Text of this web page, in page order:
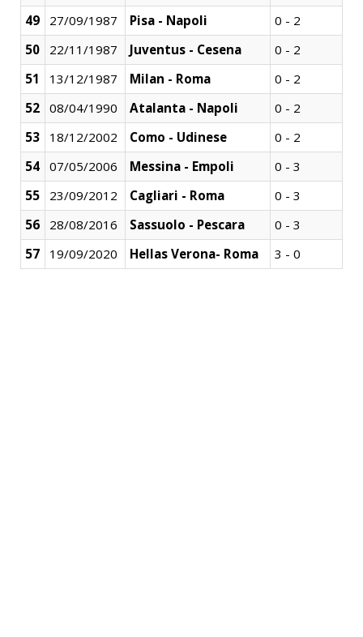
49
27/09/1987 Pisa - Napoli
0 - 2
50
22/11/1987 Juventus - Cesena
0 - 2
51
13/12/1987 Milan - Roma
0 - 2
52 08/04/1990 Atalanta - Napoli
0 - 2
53
18/12/2002 Como - Udinese
0 - 2
54 07/05/2006 Messina - Empoli
0 - 3
55
23/09/2012 Cagliari - Roma
0 - 3
56
28/08/2016 Sassuolo - Pescara
0 - 3
57
19/09/2020 Hellas Verona- Roma 3 - 0